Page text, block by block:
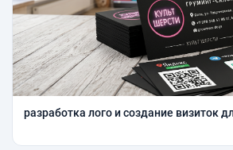
разработка лого и создание визиток